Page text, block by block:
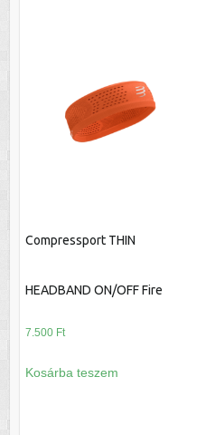
termékoldalon
választhatók
Compressport THIN
HEADBAND ON/OFF Fire
7.500 Ft
Kosárba teszem